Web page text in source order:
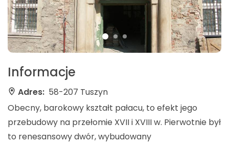
Informacje
Adres: 58-207 Tuszyn
Obecny, barokowy kształt pałacu, to efekt jego
przebudowy na przełomie XVII i XVIII w. Pierwotnie był
to renesansowy dwór, wybudowany